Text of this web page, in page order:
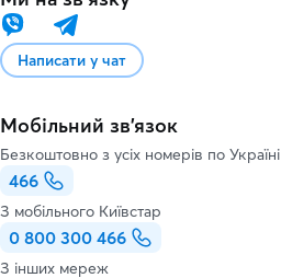
Написати у чат
Мобільний зв'язок
Безкоштовно з усіх номерів по Україні
466
З мобільного Київстар
0 800 300 466
З інших мереж